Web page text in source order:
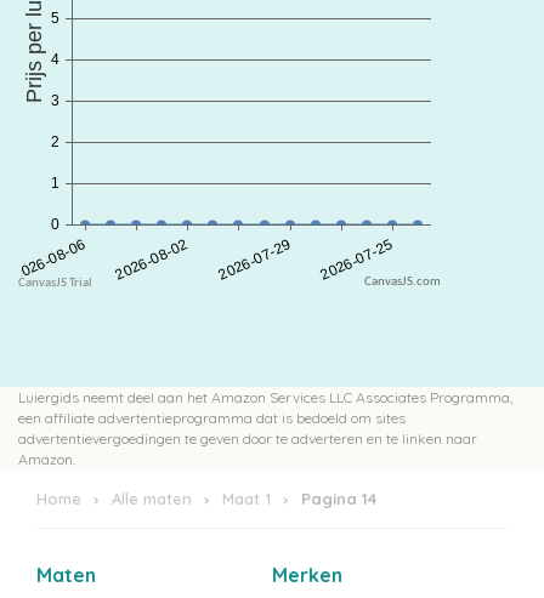
CanvasJS.com
Luiergids neemt deel aan het Amazon Services LLC Associates Programma,
een affiliate advertentieprogramma dat is bedoeld om sites
advertentievergoedingen te geven door te adverteren en te linken naar
Amazon.
Home Alle maten Maat 1 Pagina 14
Maten Merken